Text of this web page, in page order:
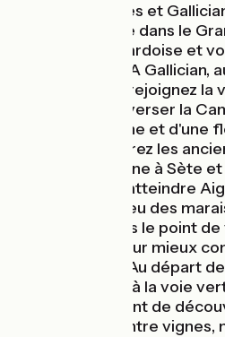
Entre Saint-Gilles et
provisoire entre dans le
la Camargue Gardoise et
du Scamandre. A Gallician,
plaisance vous rejoignez
propose de traverser la
cœur d'une faune et d'une
Vous emprunterez les
du canal du Rhône à Sète
marais avant d'atteindre
fortifiée au milieu des
Ne manquez pas le point
Carbonnière pour mieux
extraordinaire. Au départ
boucles reliées à la voie
vous permettront de
environnante entre vignes,